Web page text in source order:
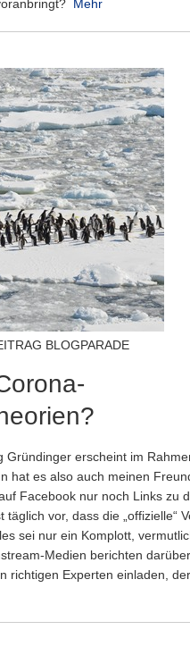
Mehr
BLOGPARADE
Gründinger erscheint im
hat es also auch meinen
Facebook nur noch Links zu
vor, dass die „offizielle“
sei nur ein Komplott,
Medien berichten
richtigen Experten einladen,